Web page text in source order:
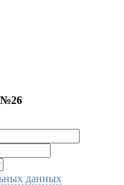
№26
данных